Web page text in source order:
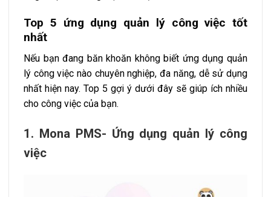
Top 5 ứng dụng quản lý công việc tốt
nhất
Nếu bạn đang băn khoăn không biết ứng dụng quản
lý công việc nào chuyên nghiệp, đa năng, dễ sử dụng
nhất hiện nay. Top 5 gợi ý dưới đây sẽ giúp ích nhiều
cho công việc của bạn.
1. Mona PMS- Ứng dụng quản lý công
việc